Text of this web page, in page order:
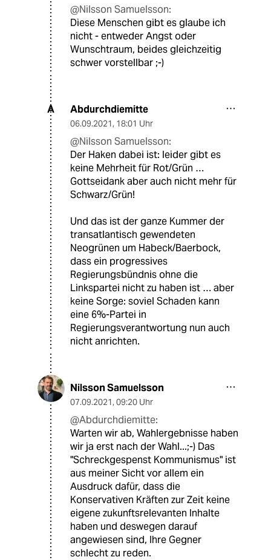
@Nilsson Samuelsson:
Diese Menschen gibt es glaube ich
nicht - entweder Angst oder
Wunschtraum, beides gleichzeitig
schwer vorstellbar ;-)
A Abdurchdiemitte
06.09.2021, 18:01 Uhr
@Nilsson Samuelsson:
Der Haken dabei ist: leider gibt es
keine Mehrheit für Rot/Grün …
Gottseidank aber auch nicht mehr für
Schwarz/Grün!
Und das ist der ganze Kummer der
transatlantisch gewendeten
Neogrünen um Habeck/Baerbock,
dass ein progressives
Regierungsbündnis ohne die
Linkspartei nicht zu haben ist … aber
keine Sorge: soviel Schaden kann
eine 6%-Partei in
Regierungsverantwortung nun auch
nicht anrichten.
Nilsson Samuelsson
07.09.2021, 09:20 Uhr
@Abdurchdiemitte:
Warten wir ab, Wahlergebnisse haben
wir ja erst nach der Wahl...;-) Das
"Schreckgespenst Kommunismus" ist
aus meiner Sicht vor allem ein
Ausdruck dafür, dass die
Konservativen Kräften zur Zeit keine
eigene zukunftsrelevanten Inhalte
haben und deswegen darauf
angewiesen sind, Ihre Gegner
schlecht zu reden.